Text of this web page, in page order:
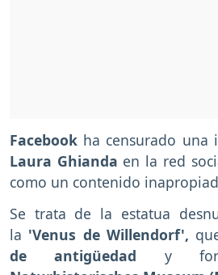
Facebook ha censurado una
Laura Ghianda en la red
como un contenido
Se trata de la estatua
la 'Venus de Willendorf',
de antigüedad y